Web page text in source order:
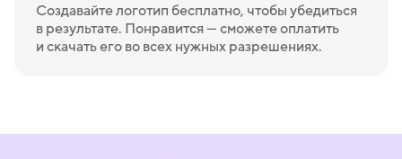
Создавайте логотип бесплатно, чтобы убедиться
в результате. Понравится — сможете оплатить
и скачать его во всех нужных разрешениях.